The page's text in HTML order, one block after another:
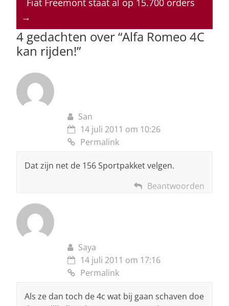
p
p
o
o
k
n s
Fiat Freemont staat al op 15.700 orders
→
4 gedachten over “Alfa Romeo 4C
kan rijden!”
San
14 juli 2011 om 10:26
Permalink
Dat zijn net de 156 Sportpakket velgen.
Beantwoorden
Saya
14 juli 2011 om 17:16
Permalink
Als ze dan toch de 4c wat bij gaan schaven doe